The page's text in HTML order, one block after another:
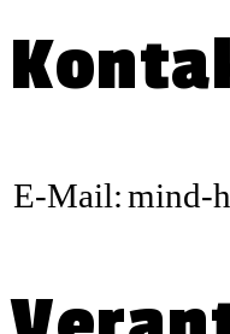
E-Mail:mind-